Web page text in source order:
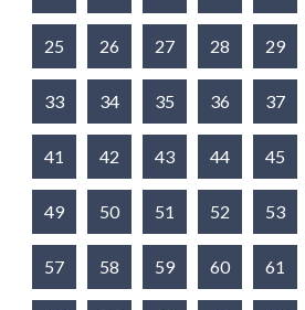
25 26 27 28 29
33 34 35 36 37
41 42 43 44 45
49 50 51 52 53
57 58 59 60 61